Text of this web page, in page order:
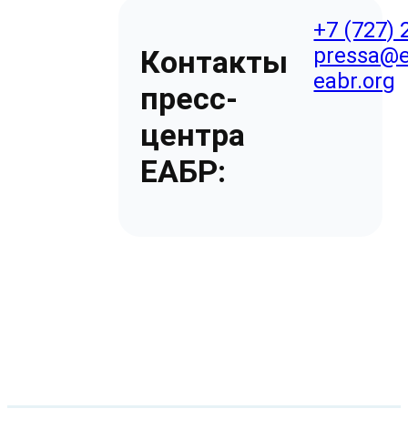
Контакты
пресс-
центра
ЕАБР:
+7 (727)
eabr.org